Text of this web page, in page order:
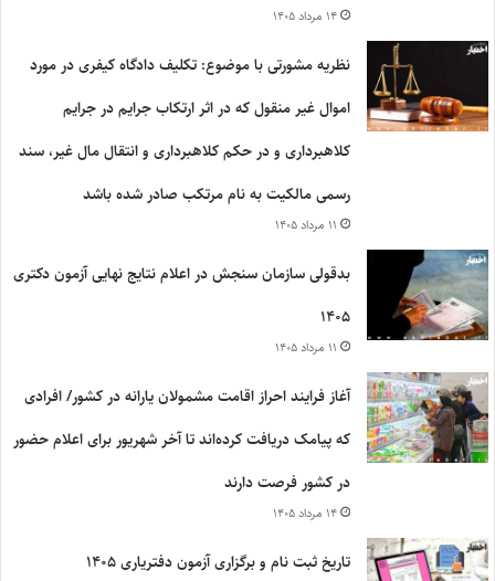
۱۴ مرداد ۱۴۰۵
نظریه مشورتی با موضوع: تکلیف دادگاه کیفری در مورد
اموال غیر منقول که در اثر ارتکاب جرایم در جرایم
کلاهبرداری و در حکم کلاهبرداری و انتقال مال غیر، سند
رسمی مالکیت به نام مرتکب صادر شده باشد
۱۱ مرداد ۱۴۰۵
بدقولی سازمان سنجش در اعلام نتایج نهایی آزمون دکتری
۱۴۰۵
۱۱ مرداد ۱۴۰۵
آغاز فرایند احراز اقامت مشمولان یارانه در کشور/ افرادی
که پیامک دریافت کرده‌اند تا آخر شهریور برای اعلام حضور
در کشور فرصت دارند
۱۴ مرداد ۱۴۰۵
تاریخ ثبت نام و برگزاری آزمون دفتریاری ۱۴۰۵